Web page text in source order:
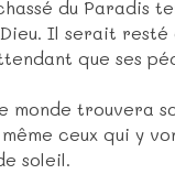
du Paradis
Il serait resté
que ses
monde trouvera
ceux qui y
soleil.